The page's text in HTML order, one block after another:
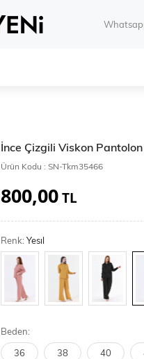
İnce Çizgili Viskon
Ürün Kodu : SN-Tkm35466
800,00TL
Renk:Yesıl
Beden:
36 38 40